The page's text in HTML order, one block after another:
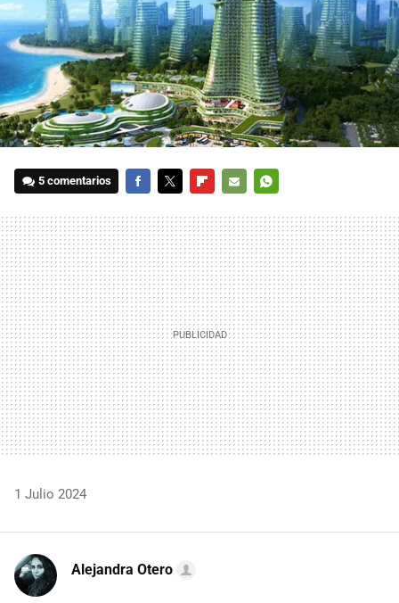
5 comentarios
MAIL
1 Julio 2024
Alejandra Otero